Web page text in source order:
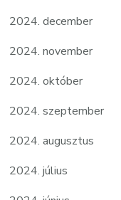
2024. december
2024. november
2024. október
2024. szeptember
2024. augusztus
2024. július